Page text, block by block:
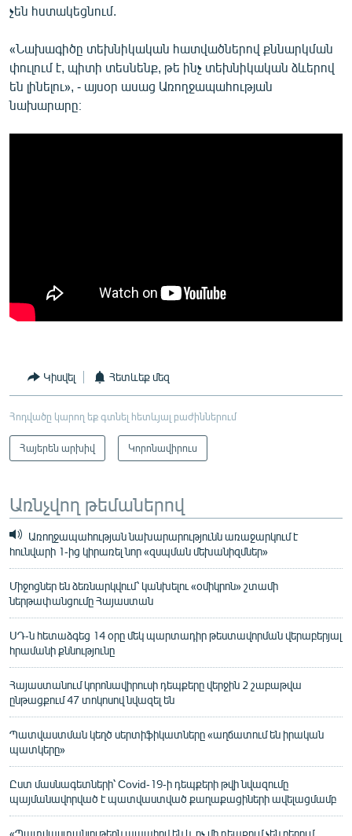
չեն հստակեցնում.
«Նախագիծը տեխնիկական հատվածներով քննարկման
փուլում է, պիտի տեսնենք, թե ինչ տեխնիկական ձևերով
են լինելու», - այսօր ասաց Առողջապահության
նախարարը։
Կիսվել Հետևեք մեզ
Հոդվածը կարող եք գտնել հետևյալ բաժիններում
Հայերեն արխիվ Կորոնավիրուս
Առնչվող թեմաներով
Առողջապահության նախարարությունն առաջարկում է
հունվարի 1-ից կիրառել նոր «զսպման մեխանիզմներ»
Միջոցներ են ձեռնարկվում՝ կանխելու «օմիկրոն» շտամի
ներթափանցումը Հայաստան
ՍԴ-ն հետաձգեց 14 օրը մեկ պարտադիր թեստավորման վերաբերյալ
հրամանի քննությունը
Հայաստանում կորոնավիրուսի դեպքերը վերջին 2 շաբաթվա
ընթացքում 47 տոկոսով նվազել են
Պատվաստման կեղծ սերտիֆիկատները «աղճատում են իրական
պատկերը»
Ըստ մասնագետների՝ Covid-19-ի դեպքերի թվի նվազումը
պայմանավորված է պատվաստված քաղաքացիների ավելացմամբ
«Պատվաստանյութերն ապահով են և ոչ մի դեպքում չեն բերում